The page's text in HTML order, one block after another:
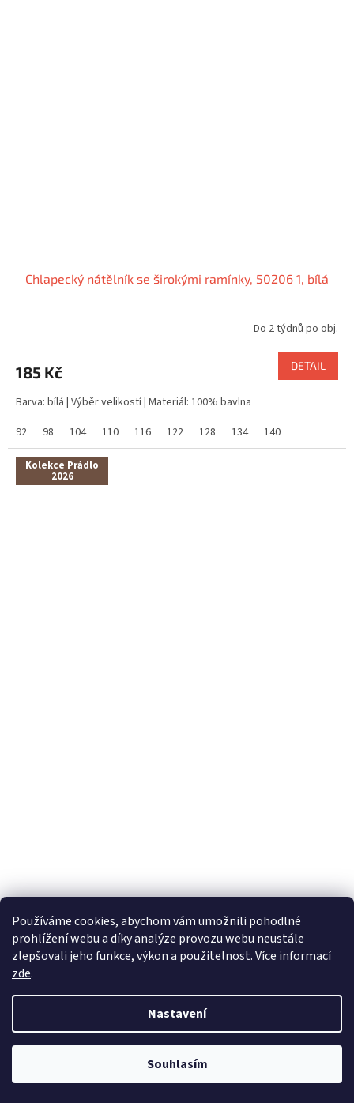
Používáme cookies, abychom vám umožnili pohodlné
prohlížení webu a díky analýze provozu webu neustále
zlepšovali jeho funkce, výkon a použitelnost. Více informací
zde.
Nastavení
Souhlasím
Chlapecký nátělník se širokými ramínky, 50206 1, bílá
Do 2 týdnů po obj.
185 Kč DETAIL
Barva: bílá | Výběr velikostí | Materiál: 100% bavlna
92
98 104 110 116 122 128 134 140
Kolekce Prádlo
2026
Chlapecký nátělník s dlouhým rukávem, 50205 1, bílá
261 Kč DETAIL
Barva: bílá | Výběr velikostí | Materiál: 100% bavlna